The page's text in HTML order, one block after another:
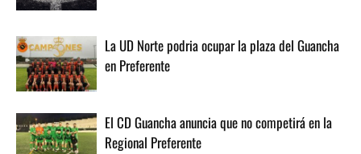
La UD Norte podria ocupar la plaza del Guancha
en Preferente
El CD Guancha anuncia que no competirá en la
Regional Preferente